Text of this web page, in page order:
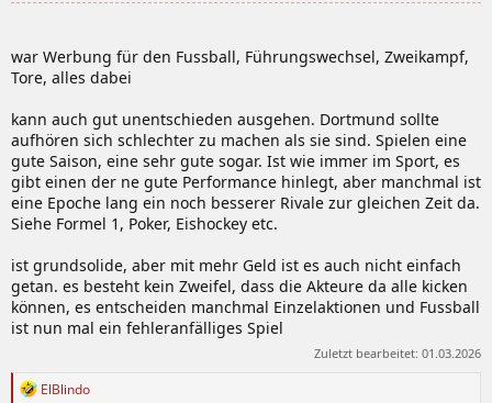
war Werbung für den Fussball, Führungswechsel, Zweikampf,
Tore, alles dabei
kann auch gut unentschieden ausgehen. Dortmund sollte
aufhören sich schlechter zu machen als sie sind. Spielen eine
gute Saison, eine sehr gute sogar. Ist wie immer im Sport, es
gibt einen der ne gute Performance hinlegt, aber manchmal ist
eine Epoche lang ein noch besserer Rivale zur gleichen Zeit da.
Siehe Formel 1, Poker, Eishockey etc.
ist grundsolide, aber mit mehr Geld ist es auch nicht einfach
getan. es besteht kein Zweifel, dass die Akteure da alle kicken
können, es entscheiden manchmal Einzelaktionen und Fussball
ist nun mal ein fehleranfälliges Spiel
Zuletzt bearbeitet: 01.03.2026
R
ElBlindo